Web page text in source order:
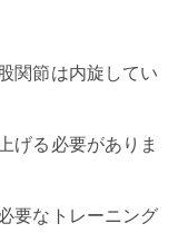
関節は内旋してい
げる必要がありま
要なトレーニング